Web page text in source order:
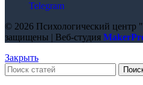
Telegram
© 2026 Психологический центр
защищены | Веб-студия
Закрыть